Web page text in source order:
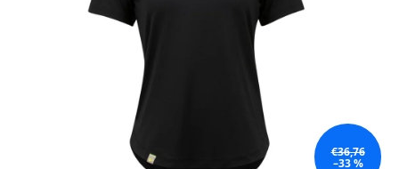
€36,76
–33 %